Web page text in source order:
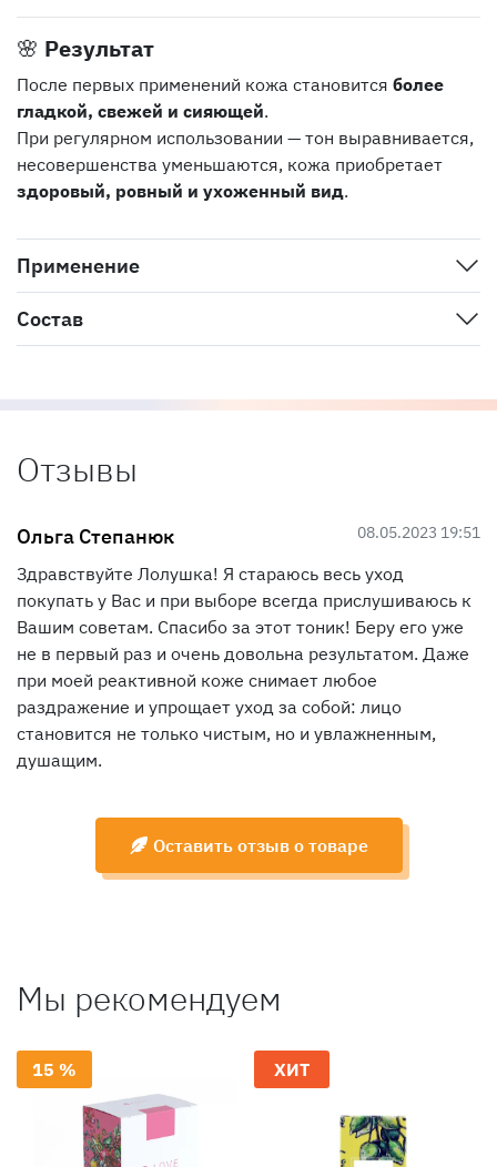
🌸 Результат
После первых применений кожа становится более
гладкой, свежей и сияющей.
При регулярном использовании — тон выравнивается,
несовершенства уменьшаются, кожа приобретает
здоровый, ровный и ухоженный вид.
Применение
Состав
Отзывы
Ольга Степанюк 08.05.2023 19:51
Здравствуйте Лолушка! Я стараюсь весь уход
покупать у Вас и при выборе всегда прислушиваюсь к
Вашим советам. Спасибо за этот тоник! Беру его уже
не в первый раз и очень довольна результатом. Даже
при моей реактивной коже снимает любое
раздражение и упрощает уход за собой: лицо
становится не только чистым, но и увлажненным,
душащим.
Оставить отзыв о товаре
Мы рекомендуем
15 % ХИТ